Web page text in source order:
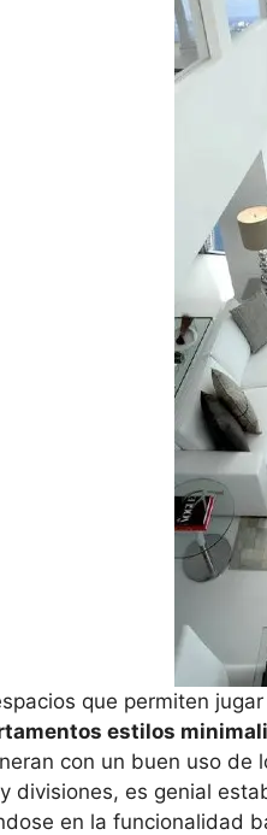
que permiten
estilos
con un buen uso
divisiones, es genial
en la funcionalidad